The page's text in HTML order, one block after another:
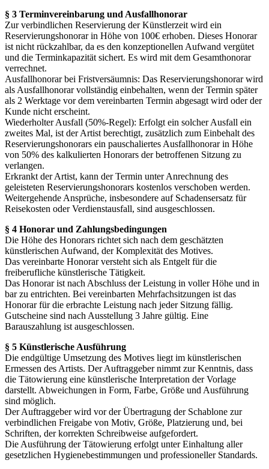
§ 3 Terminvereinbarung und Ausfallhonorar
Zur verbindlichen Reservierung der Künstlerzeit wird ein
Reservierungshonorar in Höhe von 100€ erhoben. Dieses Honorar
ist nicht rückzahlbar, da es den konzeptionellen Aufwand vergütet
und die Terminkapazität sichert. Es wird mit dem Gesamthonorar
verrechnet.
Ausfallhonorar bei Fristversäumnis: Das Reservierungshonorar wird
als Ausfallhonorar vollständig einbehalten, wenn der Termin später
als 2 Werktage vor dem vereinbarten Termin abgesagt wird oder der
Kunde nicht erscheint.
Wiederholter Ausfall (50%-Regel): Erfolgt ein solcher Ausfall ein
zweites Mal, ist der Artist berechtigt, zusätzlich zum Einbehalt des
Reservierungshonorars ein pauschaliertes Ausfallhonorar in Höhe
von 50% des kalkulierten Honorars der betroffenen Sitzung zu
verlangen.
Erkrankt der Artist, kann der Termin unter Anrechnung des
geleisteten Reservierungshonorars kostenlos verschoben werden.
Weitergehende Ansprüche, insbesondere auf Schadensersatz für
Reisekosten oder Verdienstausfall, sind ausgeschlossen.
§ 4 Honorar und Zahlungsbedingungen
Die Höhe des Honorars richtet sich nach dem geschätzten
künstlerischen Aufwand, der Komplexität des Motives.
Das vereinbarte Honorar versteht sich als Entgelt für die
freiberufliche künstlerische Tätigkeit.
Das Honorar ist nach Abschluss der Leistung in voller Höhe und in
bar zu entrichten. Bei vereinbarten Mehrfachsitzungen ist das
Honorar für die erbrachte Leistung nach jeder Sitzung fällig.
Gutscheine sind nach Ausstellung 3 Jahre gültig. Eine
Barauszahlung ist ausgeschlossen.
§ 5 Künstlerische Ausführung
Die endgültige Umsetzung des Motives liegt im künstlerischen
Ermessen des Artists. Der Auftraggeber nimmt zur Kenntnis, dass
die Tätowierung eine künstlerische Interpretation der Vorlage
darstellt. Abweichungen in Form, Farbe, Größe und Ausführung
sind möglich.
Der Auftraggeber wird vor der Übertragung der Schablone zur
verbindlichen Freigabe von Motiv, Größe, Platzierung und, bei
Schriften, der korrekten Schreibweise aufgefordert.
Die Ausführung der Tätowierung erfolgt unter Einhaltung aller
gesetzlichen Hygienebestimmungen und professioneller Standards.